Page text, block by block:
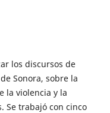
los discursos de
Sonora, sobre la
la violencia y la
Se trabajó con cinco